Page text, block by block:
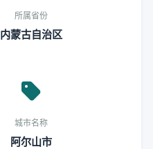
所属省份
内蒙古自治区
城市名称
阿尔山市